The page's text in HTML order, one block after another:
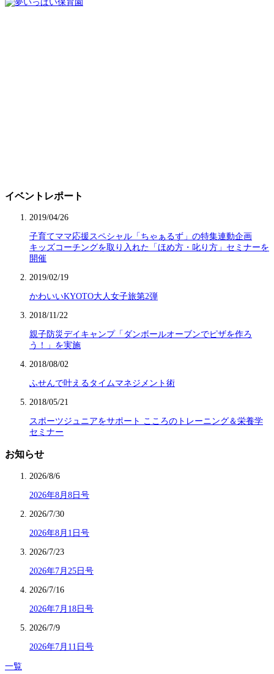
イベントレポート
2019/04/26
子育てママ応援スペシャル「ちゃぁるず」の特集連動企画
キッズコーチングを取り入れた「ほめ方・叱り方」セミナーを
開催
2019/02/19
かわいいKYOTO大人女子旅第2弾
2018/11/22
親子防災デイキャンプ「ダンボールオーブンでピザを作ろ
う！」を実施
2018/08/02
ふせんで叶えるタイムマネジメント術
2018/05/21
スポーツジュニアをサポート こころのトレーニング＆栄養学
セミナー
お知らせ
2026/8/6
2026年8月8日号
2026/7/30
2026年8月1日号
2026/7/23
2026年7月25日号
2026/7/16
2026年7月18日号
2026/7/9
2026年7月11日号
一覧